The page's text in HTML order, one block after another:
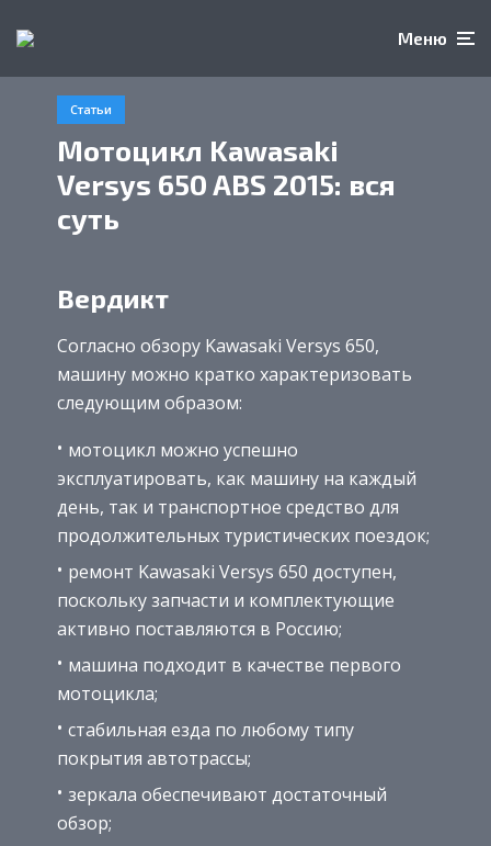
Меню
Статьи
Мотоцикл Kawasaki
Versys 650 ABS 2015: вся
суть
Вердикт
Согласно обзору Kawasaki Versys 650,
машину можно кратко характеризовать
следующим образом:
мотоцикл можно успешно
эксплуатировать, как машину на каждый
день, так и транспортное средство для
продолжительных туристических поездок;
ремонт Kawasaki Versys 650 доступен,
поскольку запчасти и комплектующие
активно поставляются в Россию;
машина подходит в качестве первого
мотоцикла;
стабильная езда по любому типу
покрытия автотрассы;
зеркала обеспечивают достаточный
обзор;